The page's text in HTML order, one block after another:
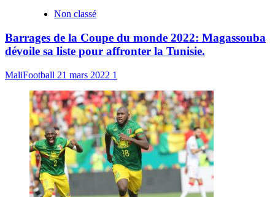
Non classé
Barrages de la Coupe du monde 2022: Magassouba
dévoile sa liste pour affronter la Tunisie.
MaliFootball 21 mars 2022 1